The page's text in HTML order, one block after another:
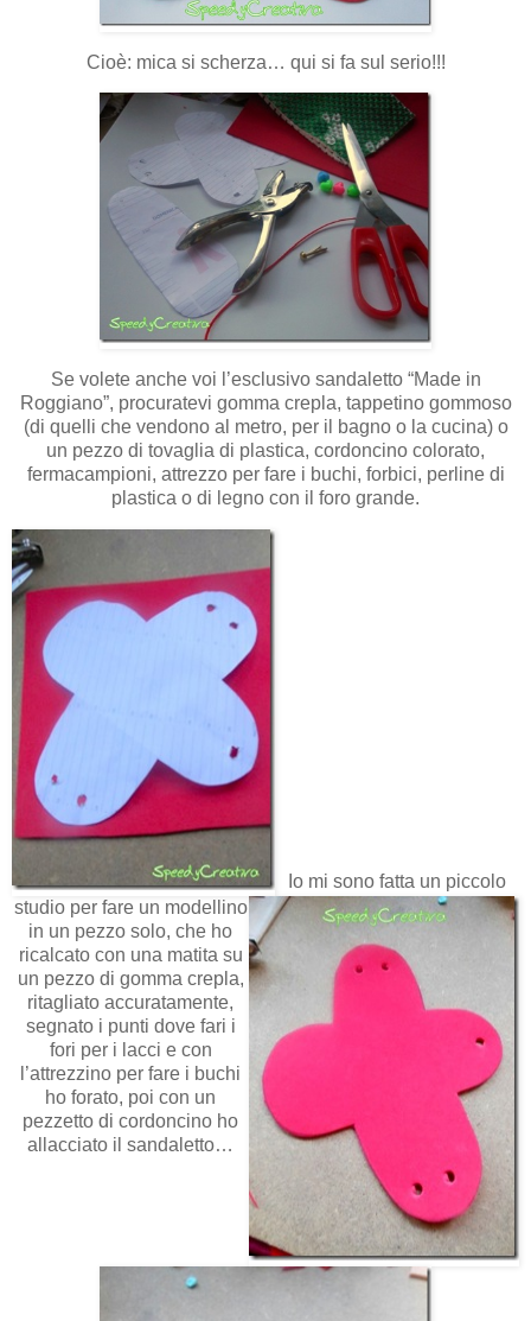
Cioè: mica si scherza… qui si fa sul serio!!!
Se volete anche voi l’esclusivo sandaletto “Made in
Roggiano”, procuratevi gomma crepla, tappetino gommoso
(di quelli che vendono al metro, per il bagno o la cucina) o
un pezzo di tovaglia di plastica, cordoncino colorato,
fermacampioni, attrezzo per fare i buchi, forbici, perline di
plastica o di legno con il foro grande.
Io mi sono fatta un piccolo
studio per fare un modellino
in un pezzo solo, che ho
ricalcato con una matita su
un pezzo di gomma crepla,
ritagliato accuratamente,
segnato i punti dove fari i
fori per i lacci e con
l’attrezzino per fare i buchi
ho forato, poi con un
pezzetto di cordoncino ho
allacciato il sandaletto…